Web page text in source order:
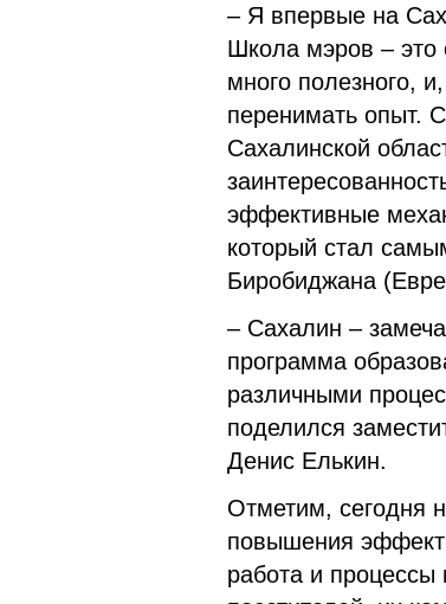
– Я впервые на
Школа мэров – это
много полезного,
перенимать опыт.
Сахалинской
эффективные
который стал
Биробиджана
– Сахалин –
программа
различными
поделился
Денис Елькин.
Отметим, сегодня
повышения
работа и